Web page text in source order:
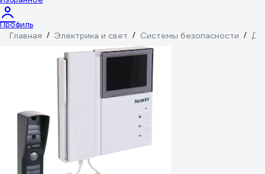
Профиль
Главная / Электрика и свет / Системы безопасности /